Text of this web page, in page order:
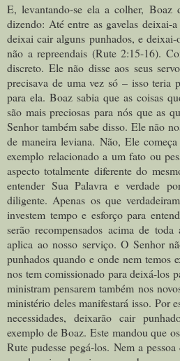
E, levantando-se ela a colher, Boaz
dizendo: Até entre as gavelas deixai-
deixai cair alguns punhados, e
não a repreendais (Rute 2:15-16).
discreto. Ele não disse aos seus
precisava de uma vez só – isso teria
para ela. Boaz sabia que as coisas
são mais preciosas para nós que as
Senhor também sabe disso. Ele não
de maneira leviana. Não, Ele
exemplo relacionado a um fato ou
aspecto totalmente diferente do
entender Sua Palavra e verdade
diligente. Apenas os que
investem tempo e esforço para
serão recompensados acima de
aplica ao nosso serviço. O Senhor
punhados quando e onde nem temos
nos tem comissionado para deixá-los
ministram pensarem também nos
ministério deles manifestará isso. Por
necessidades, deixarão cair
exemplo de Boaz. Este mandou que
Rute pudesse pegá-los. Nem a